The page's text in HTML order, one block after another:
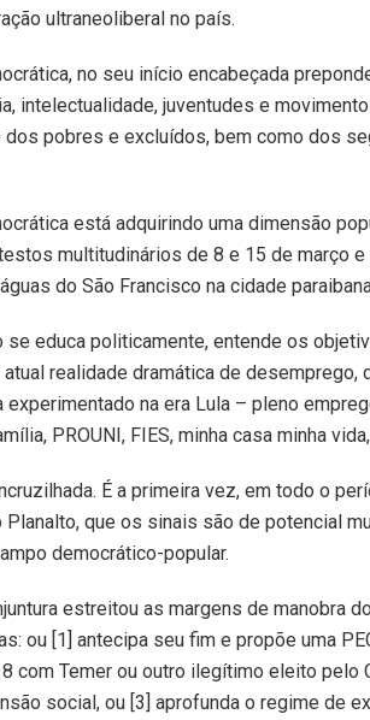
ultraneoliberal no país.
no seu início encabeçada
intelectualidade, juventudes e
pobres e excluídos, bem como dos
está adquirindo uma dimensão
multitudinários de 8 e 15 de março e
do São Francisco na cidade
se educa politicamente, entende os
atual realidade dramática de
na era Lula – pleno
PROUNI, FIES, minha casa minha
É a primeira vez, em todo o
Planalto, que os sinais são de potencial
democrático-popular.
estreitou as margens de manobra
ou [1] antecipa seu fim e propõe uma
com Temer ou outro ilegítimo eleito pelo
social, ou [3] aprofunda o regime de